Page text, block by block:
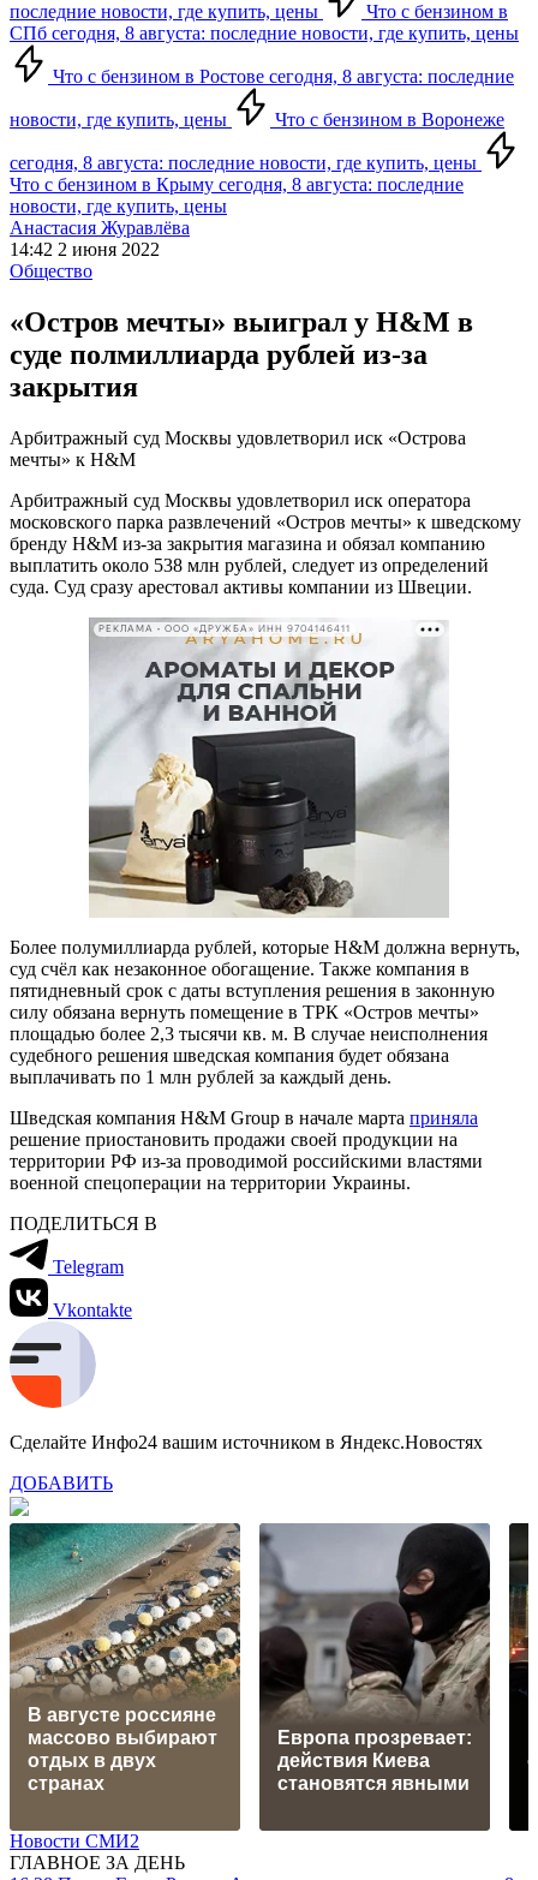
последние новости, где купить, цены
Что с бензином в
СПб сегодня, 8 августа: последние новости, где купить, цены
Что с бензином в Ростове сегодня, 8 августа: последние
новости, где купить, цены Что с бензином в Воронеже
сегодня, 8 августа: последние новости, где купить, цены
Что с бензином в Крыму сегодня, 8 августа: последние
новости, где купить, цены
Анастасия Журавлёва
14:42 2 июня 2022
Общество
«Остров мечты» выиграл у H&M в
суде полмиллиарда рублей из-за
закрытия
Арбитражный суд Москвы удовлетворил иск «Острова
мечты» к H&M
Арбитражный суд Москвы удовлетворил иск оператора
московского парка развлечений «Остров мечты» к шведскому
бренду H&M из-за закрытия магазина и обязал компанию
выплатить около 538 млн рублей, следует из определений
суда. Суд сразу арестовал активы компании из Швеции.
РЕКЛАМА • ООО «ДРУЖБА» ИНН 9704146411
Более полумиллиарда рублей, которые H&M должна вернуть,
суд счёл как незаконное обогащение. Также компания в
пятидневный срок с даты вступления решения в законную
силу обязана вернуть помещение в ТРК «Остров мечты»
площадью более 2,3 тысячи кв. м. В случае неисполнения
судебного решения шведская компания будет обязана
выплачивать по 1 млн рублей за каждый день.
Шведская компания H&M Group в начале марта приняла
решение приостановить продажи своей продукции на
территории РФ из-за проводимой российскими властями
военной спецоперации на территории Украины.
ПОДЕЛИТЬСЯ В
Telegram
Vkontakte
Сделайте Инфо24 вашим источником в Яндекс.Новостях
ДОБАВИТЬ
В августе россияне
массово выбирают
отдых в двух
странах
Европа прозревает:
действия Киева
становятся явными
Новости СМИ2
ГЛАВНОЕ ЗА ДЕНЬ